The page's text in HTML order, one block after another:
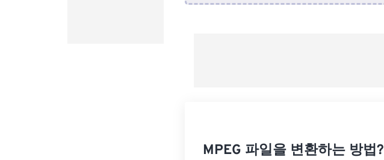
MPEG 파일을 변환하는 방법?